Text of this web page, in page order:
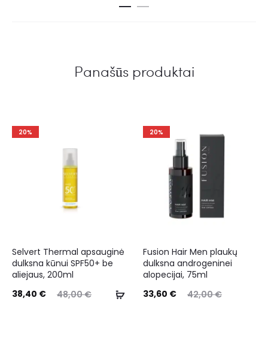
Panašūs produktai
20%
Selvert Thermal apsauginė
dulksna kūnui SPF50+ be
aliejaus, 200ml
48,00€
38,40 €
20%
Fusion Hair Men plaukų
dulksna androgeninei
alopecijai, 75ml
42,00€
33,60 €